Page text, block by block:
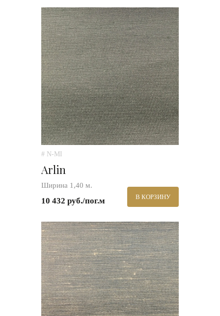
# N-MI
Arlin
Ширина 1,40 м.
10 432 руб./пог.м В КОРЗИНУ